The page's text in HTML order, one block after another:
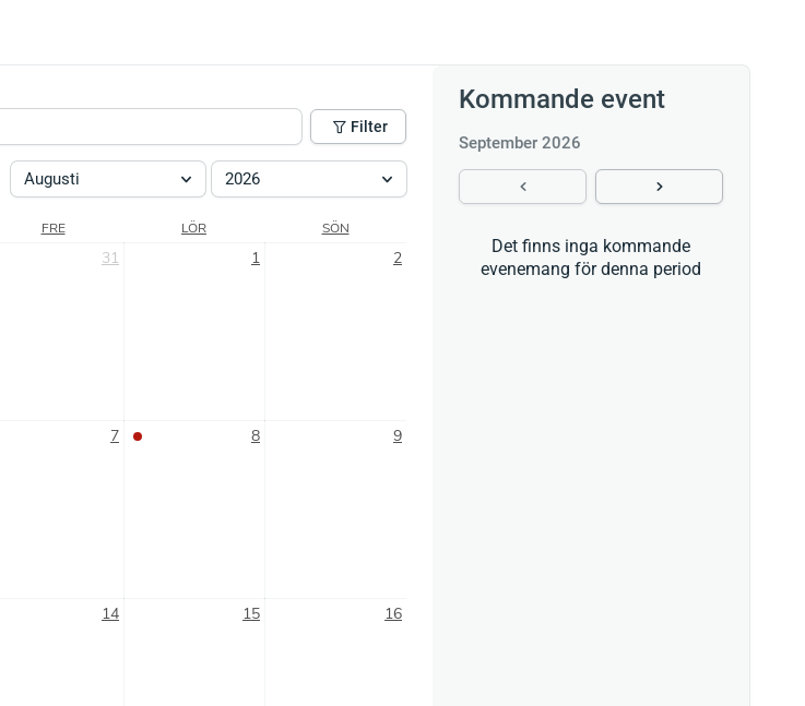
Filter
Augusti 2026
FRE LÖR SÖN
31 1 2
7 8 9
14 15 16
Kommande event
September 2026
Det finns inga kommande
evenemang för denna period